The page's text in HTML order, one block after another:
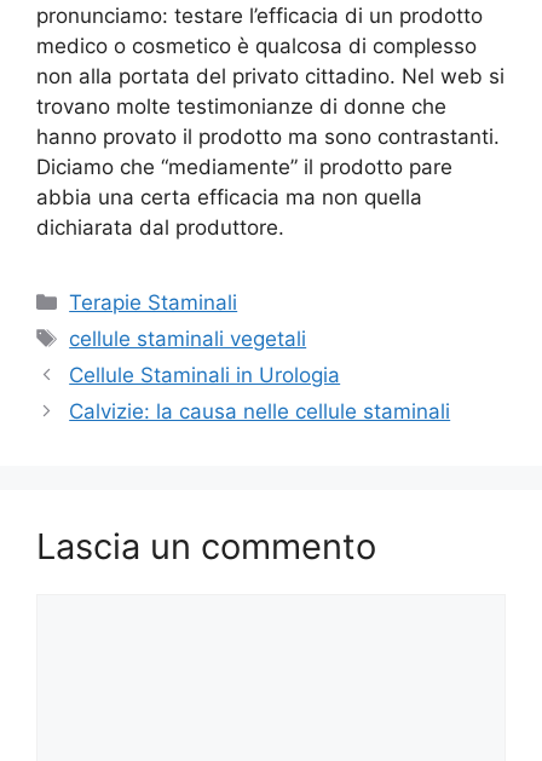
pronunciamo: testare l’efficacia di un prodotto
medico o cosmetico è qualcosa di complesso
non alla portata del privato cittadino. Nel web si
trovano molte testimonianze di donne che
hanno provato il prodotto ma sono contrastanti.
Diciamo che “mediamente” il prodotto pare
abbia una certa efficacia ma non quella
dichiarata dal produttore.
Categorie
Terapie Staminali
Tag
cellule staminali vegetali
Cellule Staminali in Urologia
Calvizie: la causa nelle cellule staminali
Lascia un commento